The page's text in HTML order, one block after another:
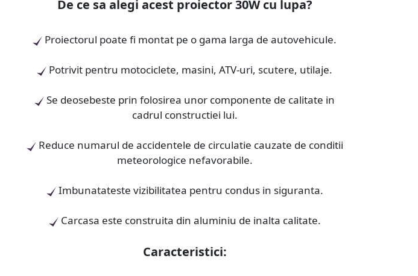
De ce sa alegi acest proiector 30W cu lupa?
Proiectorul poate fi montat pe o gama larga de autovehicule.
Potrivit pentru motociclete, masini, ATV-uri, scutere, utilaje.
Se deosebeste prin folosirea unor componente de calitate in
cadrul constructiei lui.
Reduce numarul de accidentele de circulatie cauzate de conditii
meteorologice nefavorabile.
Imbunatateste vizibilitatea pentru condus in siguranta.
Carcasa este construita din aluminiu de inalta calitate.
Caracteristici: